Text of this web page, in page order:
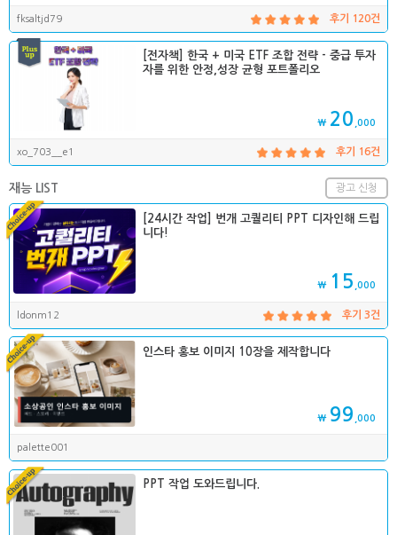
fksaltjd79 후기 120건
[전자책] 한국 + 미국 ETF 조합 전략 - 중급 투자
자를 위한 안정,성장 균형 포트폴리오
₩ 20 ,000
xo_703__e1 후기 16건
광고 신청
재능 LIST
[24시간 작업] 번개 고퀄리티 PPT 디자인해 드립
니다!
₩ 15 ,000
ldonm12 후기 3건
인스타 홍보 이미지 10장을 제작합니다
₩ 99 ,000
palette001
PPT 작업 도와드립니다.